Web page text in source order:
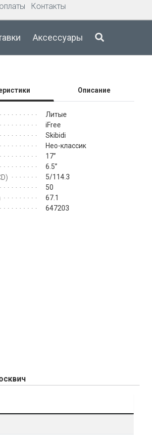
Контакты
Аксессуары
Описание
Литые
iFree
Skibidi
Нео-классик
17’’
6.5’’
5/114.3
50
67.1
647203